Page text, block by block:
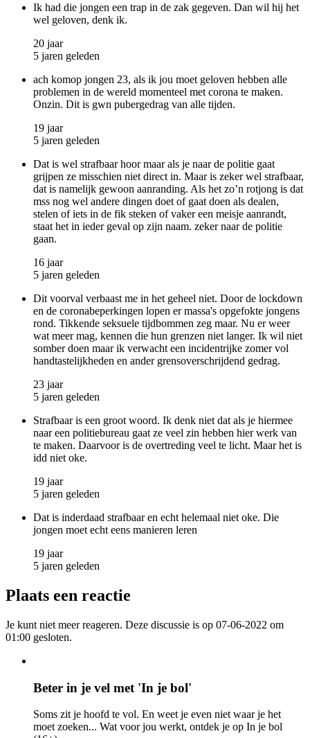
Ik had die jongen een trap in de zak gegeven. Dan wil hij het
wel geloven, denk ik.
20 jaar
5 jaren geleden
ach komop jongen 23, als ik jou moet geloven hebben alle
problemen in de wereld momenteel met corona te maken.
Onzin. Dit is gwn pubergedrag van alle tijden.
19 jaar
5 jaren geleden
Dat is wel strafbaar hoor maar als je naar de politie gaat
grijpen ze misschien niet direct in. Maar is zeker wel strafbaar,
dat is namelijk gewoon aanranding. Als het zo’n rotjong is dat
mss nog wel andere dingen doet of gaat doen als dealen,
stelen of iets in de fik steken of vaker een meisje aanrandt,
staat het in ieder geval op zijn naam. zeker naar de politie
gaan.
16 jaar
5 jaren geleden
Dit voorval verbaast me in het geheel niet. Door de lockdown
en de coronabeperkingen lopen er massa's opgefokte jongens
rond. Tikkende seksuele tijdbommen zeg maar. Nu er weer
wat meer mag, kennen die hun grenzen niet langer. Ik wil niet
somber doen maar ik verwacht een incidentrijke zomer vol
handtastelijkheden en ander grensoverschrijdend gedrag.
23 jaar
5 jaren geleden
Strafbaar is een groot woord. Ik denk niet dat als je hiermee
naar een politiebureau gaat ze veel zin hebben hier werk van
te maken. Daarvoor is de overtreding veel te licht. Maar het is
idd niet oke.
19 jaar
5 jaren geleden
Dat is inderdaad strafbaar en echt helemaal niet oke. Die
jongen moet echt eens manieren leren
19 jaar
5 jaren geleden
Plaats een reactie
Je kunt niet meer reageren. Deze discussie is op 07-06-2022 om
01:00 gesloten.
Beter in je vel met 'In je bol'
Soms zit je hoofd te vol. En weet je even niet waar je het
moet zoeken... Wat voor jou werkt, ontdek je op In je bol